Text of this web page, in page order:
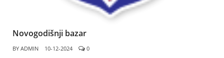
Novogodišnji bazar
BY ADMIN 10-12-2024 0